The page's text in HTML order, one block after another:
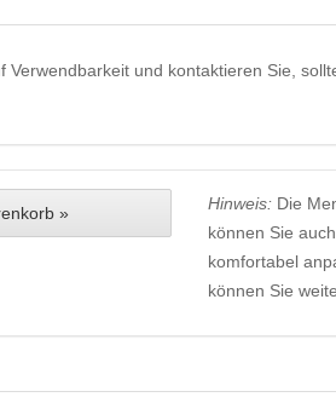
Verwendbarkeit und kontaktieren Sie,
» Hinweis:Die
können Sie
komfortabel
können Sie